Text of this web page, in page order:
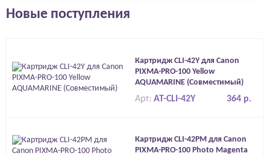
Новые поступления
Картридж CLI-42Y для Canon
PIXMA-PRO-100 Yellow
AQUAMARINE (Совместимый)
364 р.
Арт:AT-CLI-42Y
Картридж CLI-42PM для Canon
PIXMA-PRO-100 Photo Magenta